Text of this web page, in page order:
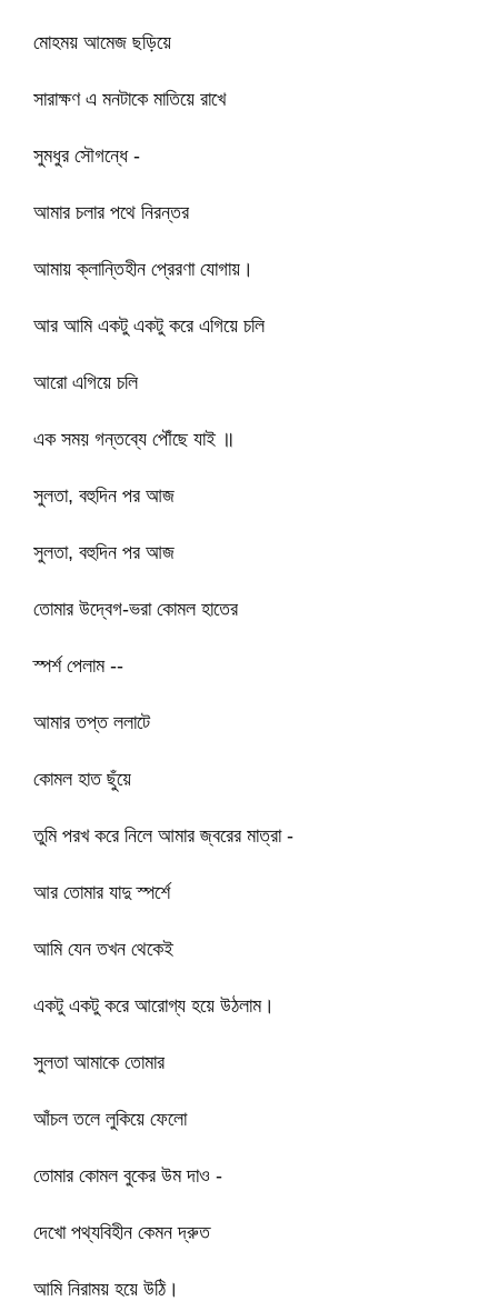
মোহময় আমেজ ছড়িয়ে
সারাক্ষণ এ মনটাকে মাতিয়ে রাখে
সুমধুর সৌগন্ধে -
আমার চলার পথে নিরন্তর
আমায় ক্লান্তিহীন প্রেরণা যোগায়।
আর আমি একটু একটু করে এগিয়ে চলি
আরো এগিয়ে চলি
এক সময় গন্তব্যে পৌঁছে যাই ॥
সুলতা, বহুদিন পর আজ
সুলতা, বহুদিন পর আজ
তোমার উদ্বেগ-ভরা কোমল হাতের
স্পর্শ পেলাম --
আমার তপ্ত ললাটে
কোমল হাত ছুঁয়ে
তুমি পরখ করে নিলে আমার জ্বরের মাত্রা -
আর তোমার যাদু স্পর্শে
আমি যেন তখন থেকেই
একটু একটু করে আরোগ্য হয়ে উঠলাম।
সুলতা আমাকে তোমার
আঁচল তলে লুকিয়ে ফেলো
তোমার কোমল বুকের উম দাও -
দেখো পথ্যবিহীন কেমন দ্রুত
আমি নিরাময় হয়ে উঠি।